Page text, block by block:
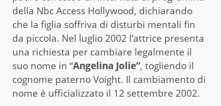
della Nbc Access Hollywood, dichiarando
che la figlia soffriva di disturbi mentali fin
da piccola. Nel luglio 2002 l’attrice presenta
una richiesta per cambiare legalmente il
suo nome in “Angelina Jolie”, togliendo il
cognome paterno Voight. Il cambiamento di
nome è ufficializzato il 12 settembre 2002.